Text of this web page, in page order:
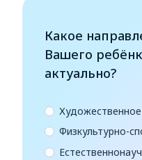
Какое
Вашего
актуально?
Художественное
Физкультурно-